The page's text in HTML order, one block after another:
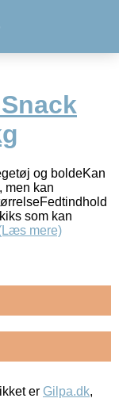
og boldeKan
men kan
som kan
mere)
er Gilpa.dk,